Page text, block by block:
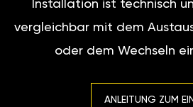
Installation ist technisch
vergleichbar mit dem
oder dem Wechseln
ANLEITUNG ZUM